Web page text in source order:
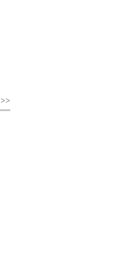
>>